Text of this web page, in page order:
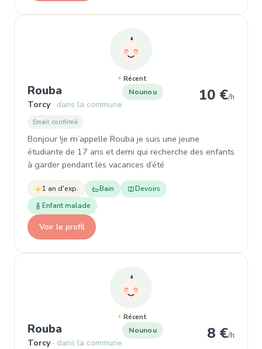
Récent
Rouba , Nounou à Torcy
Torcy dans la commune
Nounou 10 €/h
Email confirmé
Bonjour !je m’appelle Rouba je suis une jeune
étudiante de 17 ans et demi qui recherche des enfants
à garder pendant les vacances d’été
1 an d'exp. Bain
Devoirs
Enfant malade
Voir le profil
Récent
Rouba , Nounou à Torcy
Torcy dans la commune
Nounou 8 €/h